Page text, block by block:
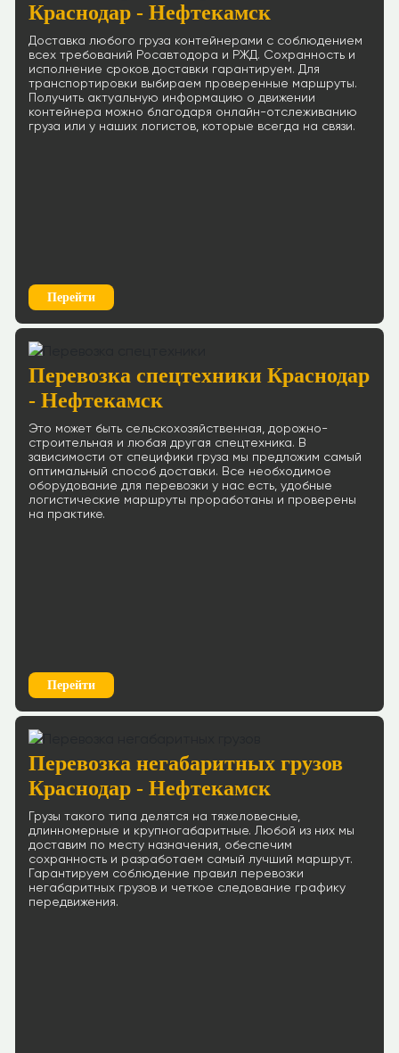
Краснодар - Нефтекамск
Доставка любого груза контейнерами с соблюдением
всех требований Росавтодора и РЖД. Сохранность и
исполнение сроков доставки гарантируем. Для
транспортировки выбираем проверенные маршруты.
Получить актуальную информацию о движении
контейнера можно благодаря онлайн-отслеживанию
груза или у наших логистов, которые всегда на связи.
Перейти
Перевозка спецтехники Краснодар
- Нефтекамск
Это может быть сельскохозяйственная, дорожно-
строительная и любая другая спецтехника. В
зависимости от специфики груза мы предложим самый
оптимальный способ доставки. Все необходимое
оборудование для перевозки у нас есть, удобные
логистические маршруты проработаны и проверены
на практике.
Перейти
Перевозка негабаритных грузов
Краснодар - Нефтекамск
Грузы такого типа делятся на тяжеловесные,
длинномерные и крупногабаритные. Любой из них мы
доставим по месту назначения, обеспечим
сохранность и разработаем самый лучший маршрут.
Гарантируем соблюдение правил перевозки
негабаритных грузов и четкое следование графику
передвижения.